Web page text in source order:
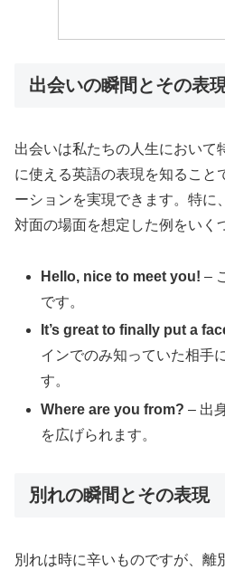
出会いの瞬間とその表
出会いは私たちの人生において
に使える英語の表現を知ること
ーションを実現できます。特に
対面の場面を想定した例をいく
Hello, nice to meet you! –
です。
It’s great to finally put a
インでのみ知っていた相手
す。
Where are you from? – 出
を広げられます。
別れの瞬間とその表現
別れは時に辛いものですが、離